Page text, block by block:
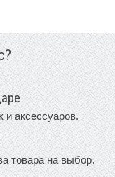
и аксессуаров.
товара на выбор.